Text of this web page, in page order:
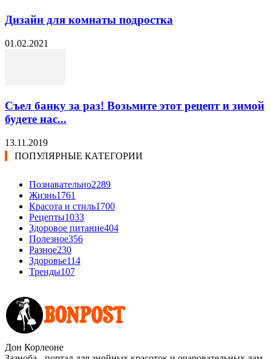
Дизайн для комнаты подростка
01.02.2021
Съел банку за раз! Возьмите этот рецепт и зимой
будете нас...
13.11.2019
ПОПУЛЯРНЫЕ КАТЕГОРИИ
Познавательно2289
Жизнь1761
Красота и стиль1700
Рецепты1033
Здоровое питание404
Полезное356
Разное230
Здоровье114
Тренды107
Дон Корлеоне